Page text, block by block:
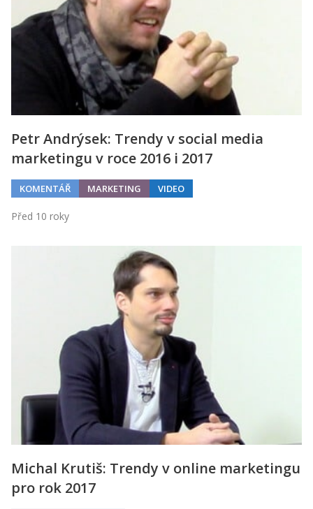
Petr Andrýsek: Trendy v social media
marketingu v roce 2016 i 2017
KOMENTÁŘ MARKETING VIDEO
Před 10 roky
Michal Krutiš: Trendy v online marketingu
pro rok 2017